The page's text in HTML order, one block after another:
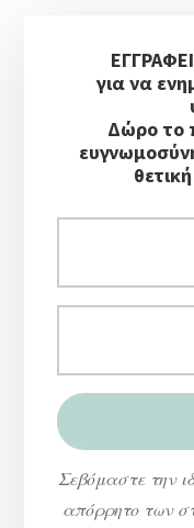
Πλευρική
για να
Δώρο το
Σεβόμαστε την
απόρρητο των